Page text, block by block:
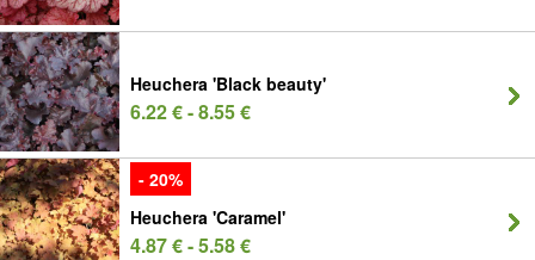
Heuchera 'Black beauty'
6.22 € - 8.55 €
- 20%
Heuchera 'Caramel'
4.87 € - 5.58 €